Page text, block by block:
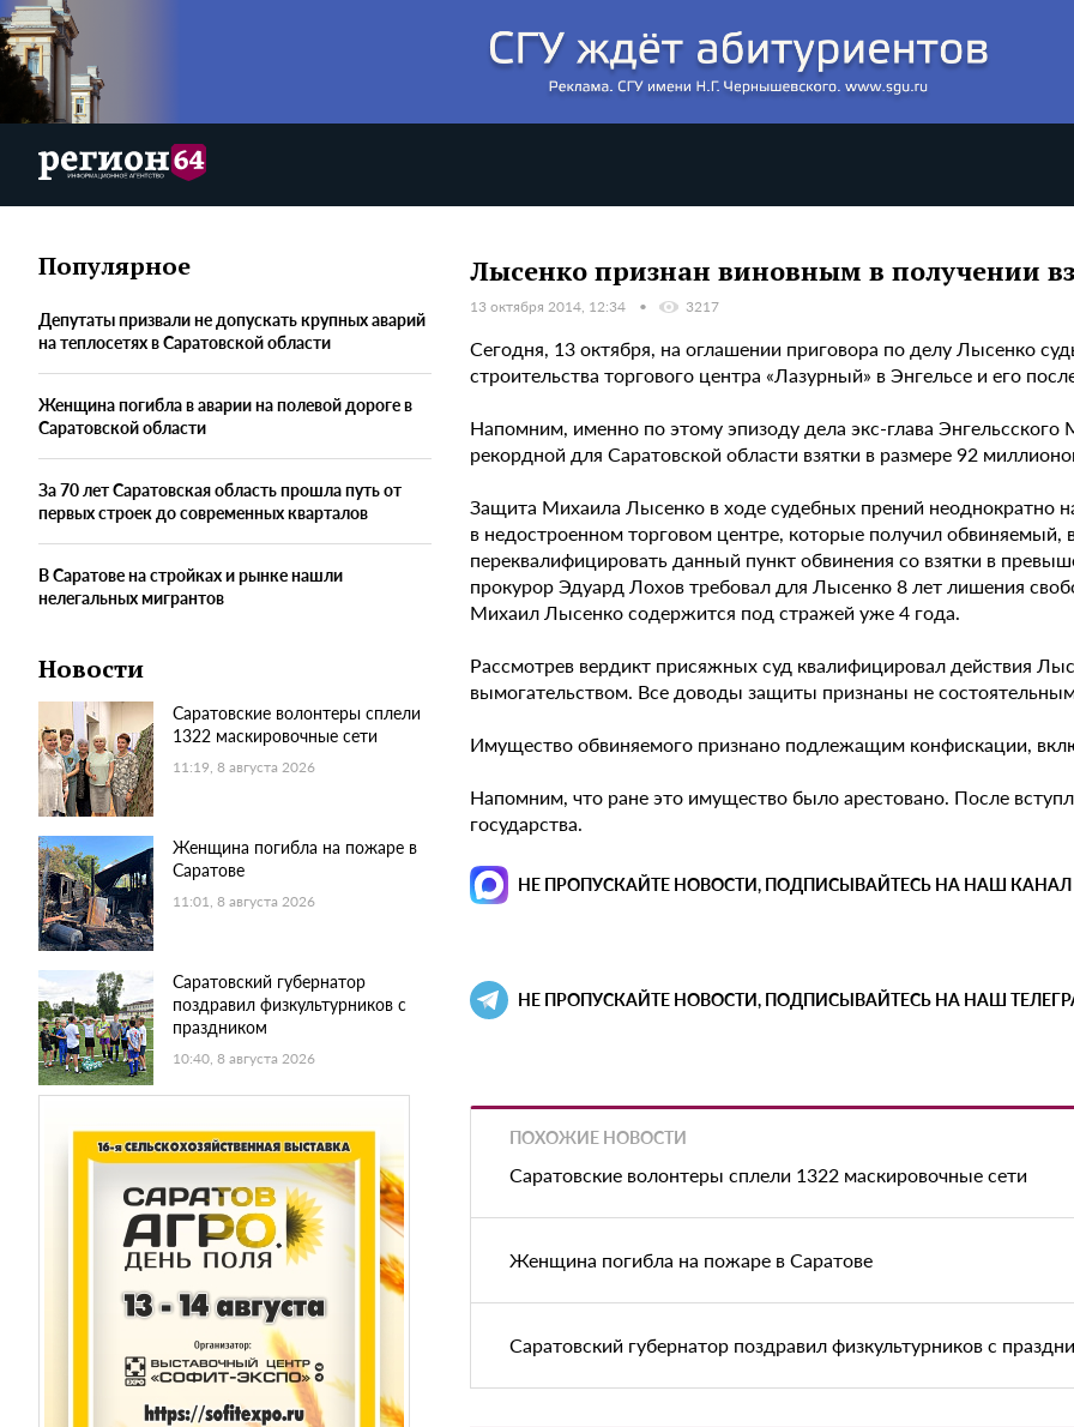
Популярное
Депутаты призвали не допускать крупных аварий
на теплосетях в Саратовской области
Женщина погибла в аварии на полевой дороге в
Саратовской области
За 70 лет Саратовская область прошла путь от
первых строек до современных кварталов
В Саратове на стройках и рынке нашли
нелегальных мигрантов
Новости
Саратовские волонтеры сплели
1322 маскировочные сети
11:19, 8 августа 2026
Женщина погибла на пожаре в
Саратове
11:01, 8 августа 2026
Саратовский губернатор
поздравил физкультурников с
праздником
10:40, 8 августа 2026
Лысенко признан виновным в получении
13 октября 2014, 12:34 3217
Сегодня, 13 октября, на оглашении приговора по делу Лысенко
строительства торгового центра «Лазурный» в Энгельсе и его
Напомним, именно по этому эпизоду дела экс-глава
рекордной для Саратовской области взятки в размере 92
Защита Михаила Лысенко в ходе судебных прений неоднократно
в недостроенном торговом центре, которые получил обвиняемый,
переквалифицировать данный пункт обвинения со взятки в
прокурор Эдуард Лохов требовал для Лысенко 8 лет лишения
Михаил Лысенко содержится под стражей уже 4 года.
Рассмотрев вердикт присяжных суд квалифицировал действия
вымогательством. Все доводы защиты признаны не
Имущество обвиняемого признано подлежащим конфискации,
Напомним, что ране это имущество было арестовано. После
государства.
НЕ ПРОПУСКАЙТЕ НОВОСТИ, ПОДПИСЫВАЙТЕСЬ НА НАШ КАНАЛ
НЕ ПРОПУСКАЙТЕ НОВОСТИ, ПОДПИСЫВАЙТЕСЬ НА НАШ
ПОХОЖИЕ НОВОСТИ
Саратовские волонтеры сплели 1322 маскировочные сети
Женщина погибла на пожаре в Саратове
Саратовский губернатор поздравил физкультурников с